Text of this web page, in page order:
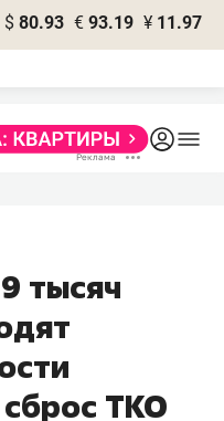
$ 80.93 € 93.19 ¥ 11.97
тысяч
ТКО